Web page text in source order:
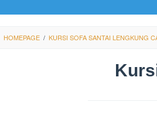
HOMEPAGE / KURSI SOFA SANTAI LENGKUNG